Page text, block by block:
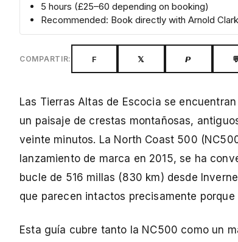
5 hours (£25–60 depending on booking)
Recommended: Book directly with Arnold
COMPARTIR: F 𝕏 𝙋
Las Tierras Altas de Escocia se
un paisaje de crestas montañosas,
veinte minutos. La North Coast 500
lanzamiento de marca en 2015, se ha
bucle de 516 millas (830 km) desde
que parecen intactos precisamente
Esta guía cubre tanto la NC500 como un